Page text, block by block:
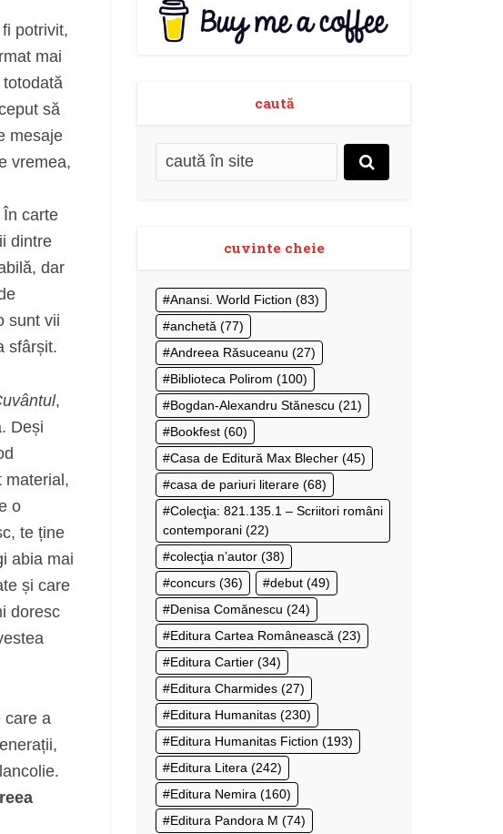
potrivit,
mai
să
mesaje
vremea,
carte
dintre
dar
sunt vii
sfârșit.
,
Deși
material,
o
te ține
abia mai
și care
doresc
care a
caută
cuvinte cheie
Anansi. World Fiction (83)
anchetă (77)
Andreea Răsuceanu (27)
Biblioteca Polirom (100)
Bogdan-Alexandru Stănescu (21)
Bookfest (60)
Casa de Editură Max Blecher (45)
casa de pariuri literare (68)
Colecţia: 821.135.1 – Scriitori români
contemporani (22)
colecţia n’autor (38)
concurs (36) debut (49)
Denisa Comănescu (24)
Editura Cartea Românească (23)
Editura Cartier (34)
Editura Charmides (27)
Editura Humanitas (230)
Editura Humanitas Fiction (193)
Editura Litera (242)
Editura Nemira (160)
Editura Pandora M (74)